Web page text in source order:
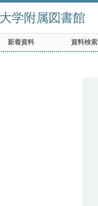
学附属図書館
新着資料 資料検索